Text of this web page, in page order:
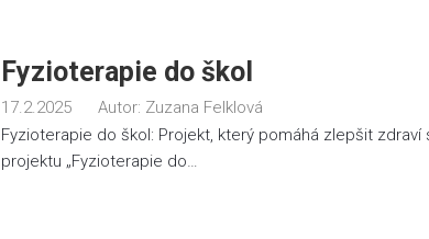
Fyzioterapie do škol
17.2.2025 Autor: Zuzana Felklová
Fyzioterapie do škol: Projekt, který pomáhá zlepšit
projektu „Fyzioterapie do…